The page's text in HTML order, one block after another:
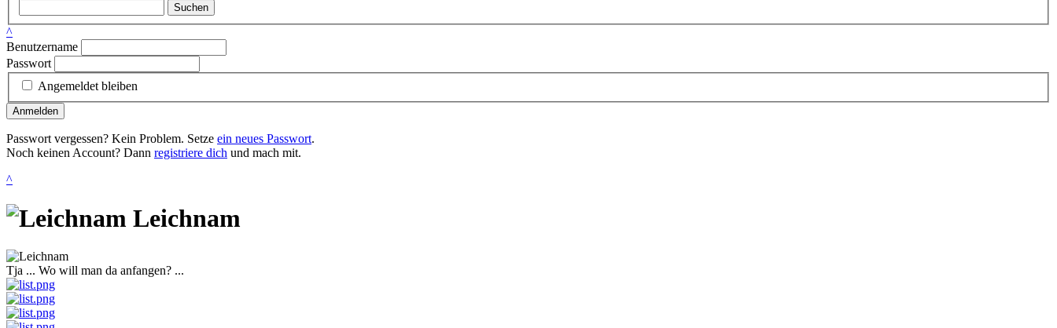
Suchen
^
Benutzername
Passwort
Angemeldet bleiben
Anmelden
Passwort vergessen? Kein Problem. Setze ein neues Passwort.
Noch keinen Account? Dann registriere dich und mach mit.
^
Leichnam
Tja ... Wo will man da anfangen? ...